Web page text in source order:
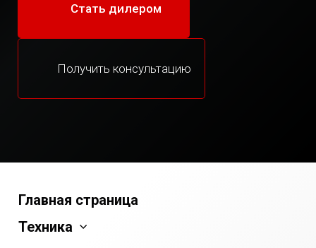
Стать дилером
Получить консультацию
Главная страница
Техника